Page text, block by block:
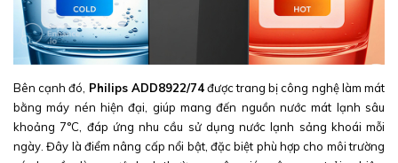
Bên cạnh đó, Philips ADD8922/74được trang bị công nghệ làm mát
bằng máy nén hiện đại, giúp mang đến nguồn nước mát lạnh sâu
khoảng 7°C, đáp ứng nhu cầu sử dụng nước lạnh sảng khoái mỗi
ngày. Đây là điểm nâng cấp nổi bật, đặc biệt phù hợp cho môi trường